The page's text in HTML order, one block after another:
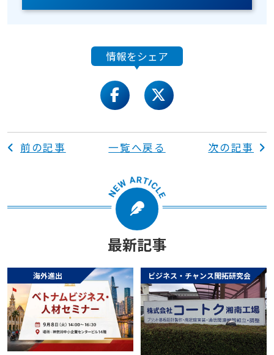
情報をシェア
facebooktwitter
前の記事 一覧へ戻る 次の記事
最新記事
海外進出 ビジネス・チャンス開拓研究会